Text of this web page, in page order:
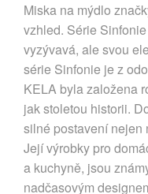
Miska na mýdlo
vzhled. Série
vyzývavá, ale svou
série Sinfonie je z
KELA byla založena
jak stoletou historii.
silné postavení nejen
Její výrobky pro
a kuchyně, jsou
nadčasovým